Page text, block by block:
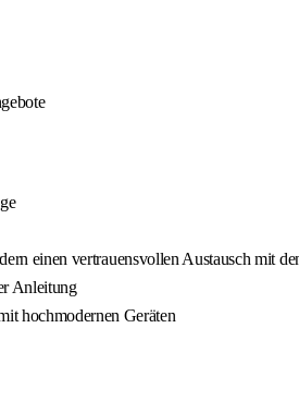
einen vertrauensvollen Austausch mit
Anleitung
hochmodernen Geräten